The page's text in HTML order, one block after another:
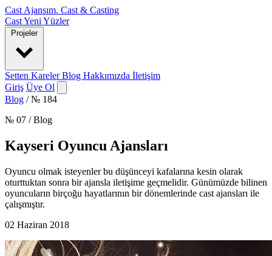
Cast Ajansım. Cast & Casting
CastYeni Yüzler
Projeler
Setten KarelerBlog Hakkımızda İletişim
Giriş Üye Ol
Blog / № 184
№ 07 / Blog
Kayseri Oyuncu Ajansları
Oyuncu olmak isteyenler bu düşünceyi kafalarına kesin olarak
oturttuktan sonra bir ajansla iletişime geçmelidir. Günümüzde bilinen
oyuncuların birçoğu hayatlarının bir dönemlerinde cast ajansları ile
çalışmıştır.
02 Haziran 2018